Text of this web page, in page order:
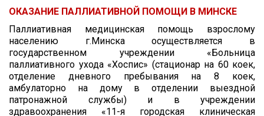
ОКАЗАНИЕ ПАЛЛИАТИВНОЙ ПОМОЩИ В МИНСКЕ
Паллиативная медицинская помощь взрослому
населению г.Минска осуществляется в
государственном учреждении «Больница
паллиативного ухода «Хоспис» (стационар на 60 коек,
отделение дневного пребывания на 8 коек,
амбулаторно на дому в отделении выездной
патронажной службы) и в учреждении
здравоохранения «11-я городская клиническая